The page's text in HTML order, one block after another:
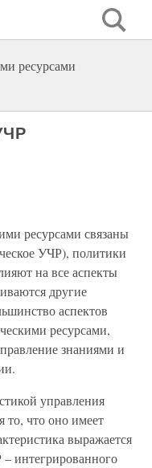
ресурсами
ресурсами связаны
УЧР), политики
на все аспекты
другие
аспектов
ресурсами,
знаниями и
управления
то, что оно имеет
выражается
интегрированного